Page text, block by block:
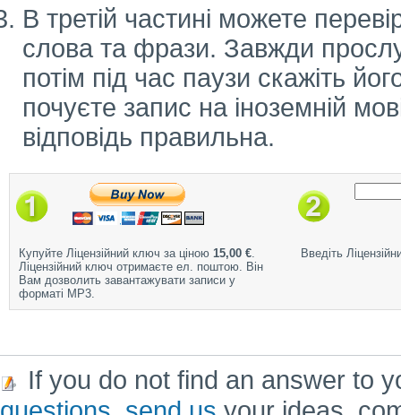
В третій частині можете
слова та фрази. Завжди
потім під час паузи скажіть
почуєте запис на іноземній
відповідь правильна.
Купуйте Ліцензійний ключ за ціною 15,00 €.
Ліцензійний ключ отримаєте ел. поштою. Він
Вам дозволить завантажувати записи у
форматі MP3.
Введіть
If you do not find an answer to